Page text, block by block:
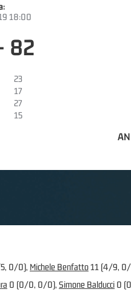
18:00
82
23
17
27
15
0/0), Michele Benfatto11 (4/9,
0 (0/0, 0/0), Simone Balducci 0